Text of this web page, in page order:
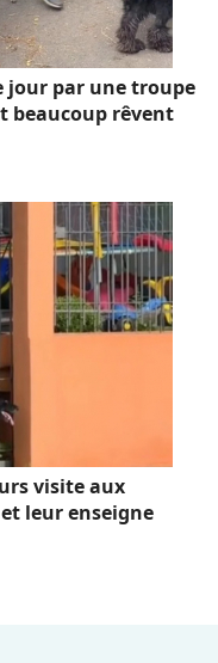
jour par une troupe
beaucoup rêvent
visite aux
leur enseigne